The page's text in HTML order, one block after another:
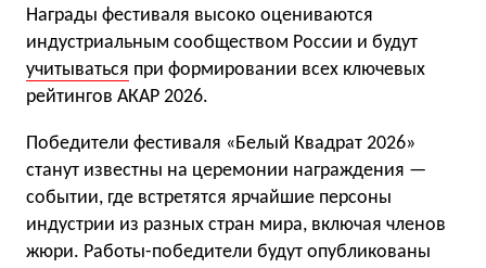
Награды фестиваля высоко оцениваются
индустриальным сообществом России и будут
учитываться при формировании всех ключевых
рейтингов АКАР 2026.
Победители фестиваля «Белый Квадрат 2026»
станут известны на церемонии награждения —
событии, где встретятся ярчайшие персоны
индустрии из разных стран мира, включая членов
жюри. Работы-победители будут опубликованы